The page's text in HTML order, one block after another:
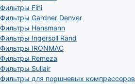
Фильтры Fini
Фильтры Gardner Denver
Фильтры Hansmann
Фильтры Ingersoll Rand
Фильтры IRONMAC
Фильтры Remeza
Фильтры Sullair
Фильтры для поршневых компрессоров